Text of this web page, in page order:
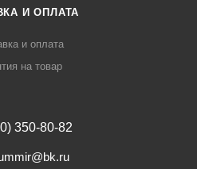
И ОПЛАТА
и оплата
на товар
350-80-82